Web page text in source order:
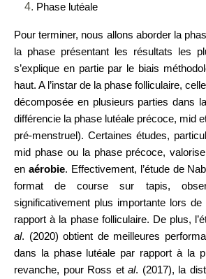
Phase lutéale
Pour terminer, nous allons aborder la
la phase présentant les résultats les
s’explique en partie par le biais
haut. A l’instar de la phase folliculaire,
décomposée en plusieurs parties dans
différencie la phase lutéale précoce, mid
pré-menstruel). Certaines études,
mid phase ou la phase précoce,
en aérobie. Effectivement, l’étude de
format de course sur tapis,
significativement plus importante lors
rapport à la phase folliculaire. De plus,
al. (2020) obtient de meilleures
dans la phase lutéale par rapport à la
revanche, pour Ross etal. (2017), la